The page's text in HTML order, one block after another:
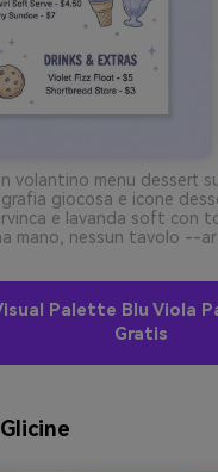
volantino menu dessert
giocosa e icone
e lavanda soft con
mano, nessun tavolo --ar
Palette Blu Viola
Gratis